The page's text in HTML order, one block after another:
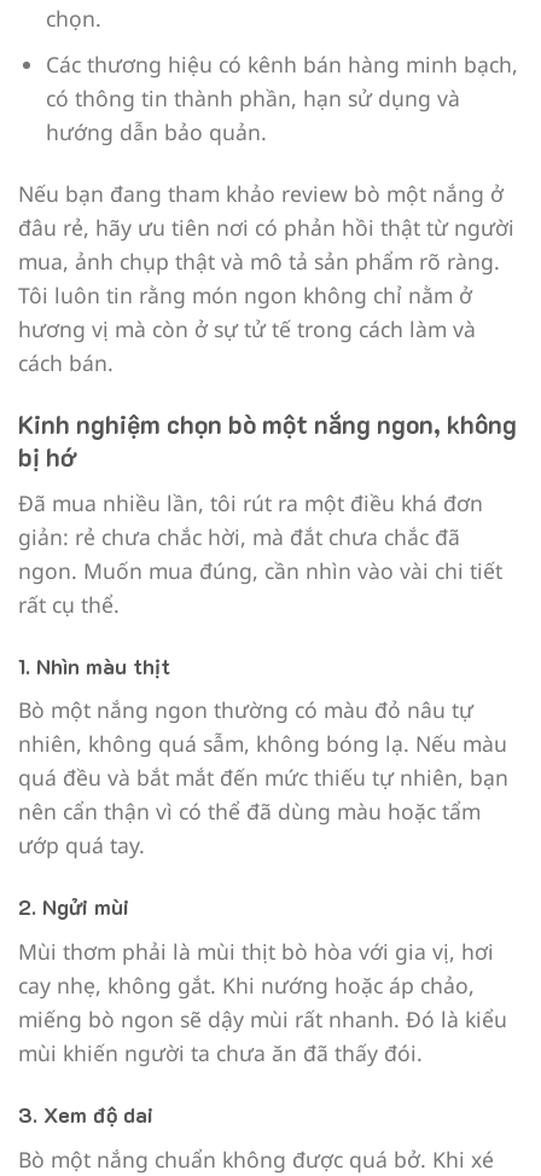
chọn.
Các thương hiệu có kênh bán hàng minh bạch,
có thông tin thành phần, hạn sử dụng và
hướng dẫn bảo quản.
Nếu bạn đang tham khảo review bò một nắng ở
đâu rẻ, hãy ưu tiên nơi có phản hồi thật từ người
mua, ảnh chụp thật và mô tả sản phẩm rõ ràng.
Tôi luôn tin rằng món ngon không chỉ nằm ở
hương vị mà còn ở sự tử tế trong cách làm và
cách bán.
Kinh nghiệm chọn bò một nắng ngon, không
bị hớ
Đã mua nhiều lần, tôi rút ra một điều khá đơn
giản: rẻ chưa chắc hời, mà đắt chưa chắc đã
ngon. Muốn mua đúng, cần nhìn vào vài chi tiết
rất cụ thể.
1. Nhìn màu thịt
Bò một nắng ngon thường có màu đỏ nâu tự
nhiên, không quá sẫm, không bóng lạ. Nếu màu
quá đều và bắt mắt đến mức thiếu tự nhiên, bạn
nên cẩn thận vì có thể đã dùng màu hoặc tẩm
ướp quá tay.
2. Ngửi mùi
Mùi thơm phải là mùi thịt bò hòa với gia vị, hơi
cay nhẹ, không gắt. Khi nướng hoặc áp chảo,
miếng bò ngon sẽ dậy mùi rất nhanh. Đó là kiểu
mùi khiến người ta chưa ăn đã thấy đói.
3. Xem độ dai
Bò một nắng chuẩn không được quá bở. Khi xé